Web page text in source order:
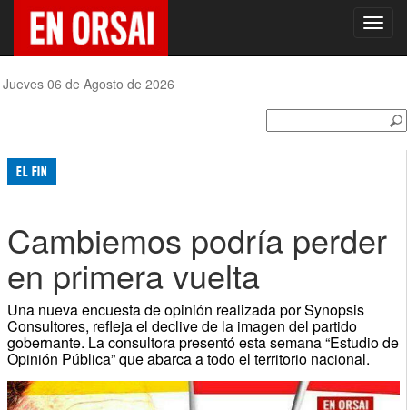
Jueves 06 de Agosto de 2026
EL FIN
Cambiemos podría perder
en primera vuelta
Una nueva encuesta de opinión realizada por Synopsis
Consultores, refleja el declive de la imagen del partido
gobernante. La consultora presentó esta semana “Estudio de
Opinión Pública” que abarca a todo el territorio nacional.